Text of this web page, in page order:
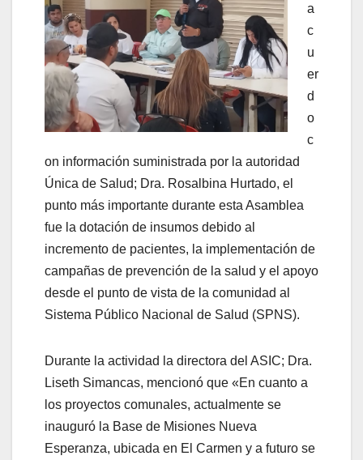
a
c
u
er
d
o
c
on información suministrada por la autoridad
Única de Salud; Dra. Rosalbina Hurtado, el
punto más importante durante esta Asamblea
fue la dotación de insumos debido al
incremento de pacientes, la implementación de
campañas de prevención de la salud y el apoyo
desde el punto de vista de la comunidad al
Sistema Público Nacional de Salud (SPNS).
Durante la actividad la directora del ASIC; Dra.
Liseth Simancas, mencionó que «En cuanto a
los proyectos comunales, actualmente se
inauguró la Base de Misiones Nueva
Esperanza, ubicada en El Carmen y a futuro se